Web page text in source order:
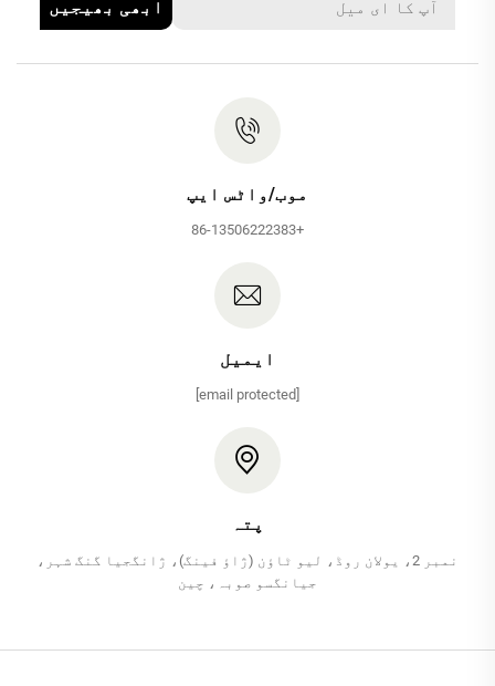
ابھی بھیجیں
موب/واٹس ایپ
+86-13506222383
ایمیل
[email protected]
پتہ
نمبر 2، یولان روڈ، لیو ٹاؤن (ژاؤ فینگ)، ژانگجیا گنگ شہر،
جیانگسو صوبہ، چین